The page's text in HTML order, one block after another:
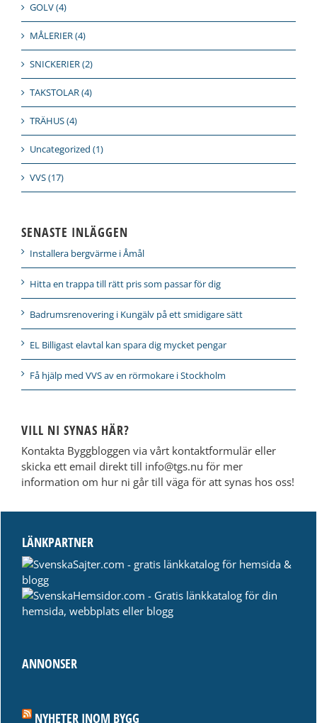
GOLV (4)
MÅLERIER (4)
SNICKERIER (2)
TAKSTOLAR (4)
TRÄHUS (4)
Uncategorized (1)
VVS (17)
SENASTE INLÄGGEN
Installera bergvärme i Åmål
Hitta en trappa till rätt pris som passar för dig
Badrumsrenovering i Kungälv på ett smidigare sätt
EL Billigast elavtal kan spara dig mycket pengar
Få hjälp med VVS av en rörmokare i Stockholm
VILL NI SYNAS HÄR?
Kontakta Byggbloggen via vårt kontaktformulär eller
skicka ett email direkt till info@tgs.nu för mer
information om hur ni går till väga för att synas hos oss!
LÄNKPARTNER
ANNONSER
NYHETER INOM BYGG